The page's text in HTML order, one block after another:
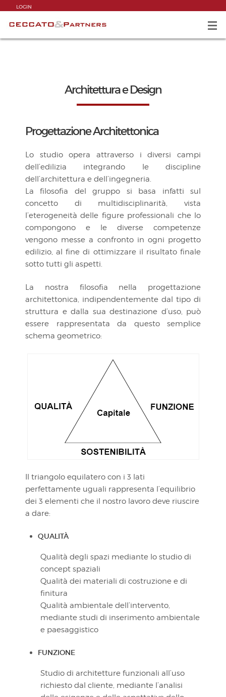
LOGIN
Architettura e Design
Progettazione Architettonica
Lo studio opera attraverso i diversi campi
dell’edilizia integrando le discipline
dell’architettura e dell’ingegneria.
La filosofia del gruppo si basa infatti sul
concetto di multidisciplinarità, vista
l’eterogeneità delle figure professionali che lo
compongono e le diverse competenze
vengono messe a confronto in ogni progetto
edilizio, al fine di ottimizzare il risultato finale
sotto tutti gli aspetti.
La nostra filosofia nella progettazione
architettonica, indipendentemente dal tipo di
struttura e dalla sua destinazione d’uso, può
essere rappresentata da questo semplice
schema geometrico:
Il triangolo equilatero con i 3 lati
perfettamente uguali rappresenta l’equilibrio
dei 3 elementi che il nostro lavoro deve riuscire
a dare:
QUALITÀ
Qualità degli spazi mediante lo studio di
concept spaziali
Qualità dei materiali di costruzione e di
finitura
Qualità ambientale dell’intervento,
mediante studi di inserimento ambientale
e paesaggistico
FUNZIONE
Studio di architetture funzionali all’uso
richiesto dal cliente, mediante l’analisi